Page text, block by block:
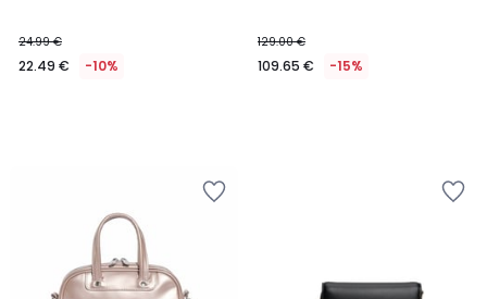
24.99 €
22.49 € -10%
129.00 €
109.65 € -15%